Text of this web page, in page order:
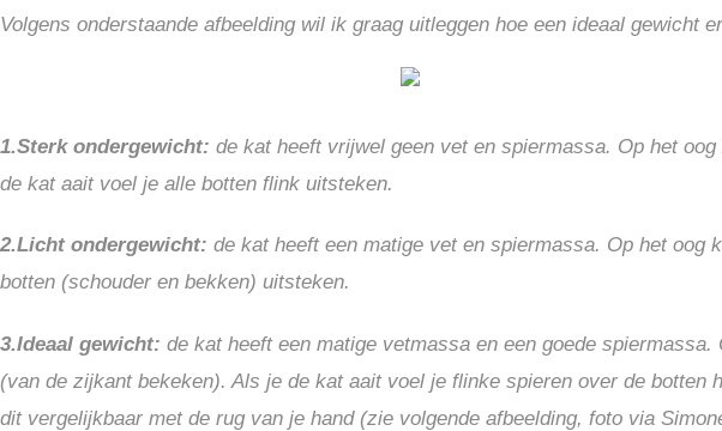
Volgens onderstaande afbeelding wil ik graag uitleggen hoe een ideaal gewicht
1.Sterk ondergewicht: de kat heeft vrijwel geen vet en spiermassa. Op het
de kat aait voel je alle botten flink uitsteken.
2.Licht ondergewicht: de kat heeft een matige vet en spiermassa. Op het
botten (schouder en bekken) uitsteken.
3.Ideaal gewicht: de kat heeft een matige vetmassa en een goede
(van de zijkant bekeken). Als je de kat aait voel je flinke spieren over de
dit vergelijkbaar met de rug van je hand (zie volgende afbeelding, foto via